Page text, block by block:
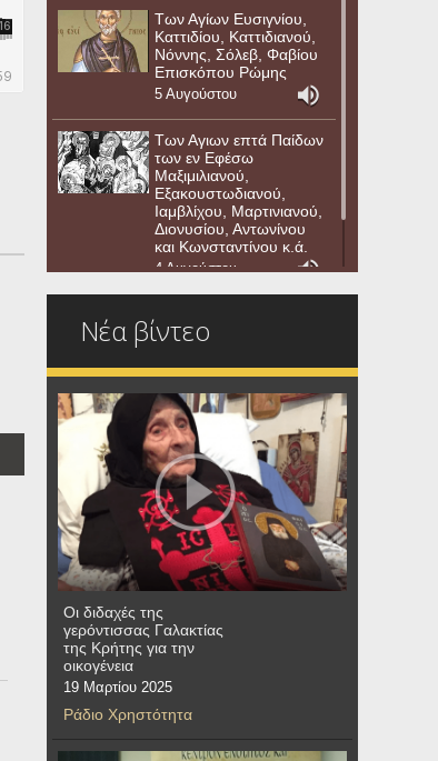
Των Αγίων Ευσιγνίου,
Καττιδίου, Καττιδιανού,
Νόννης, Σόλεβ, Φαβίου
Επισκόπου Ρώμης
5 Αυγούστου
Των Αγιων επτά Παίδων
των εν Εφέσω
Μαξιμιλιανού,
Εξακουστωδιανού,
Ιαμβλίχου, Μαρτινιανού,
Διονυσίου, Αντωνίνου
και Κωνσταντίνου κ.ά.
4 Αυγούστου
Νέα βίντεο
Οι διδαχές της
γερόντισσας Γαλακτίας
της Κρήτης για την
οικογένεια
19 Μαρτίου 2025
Ράδιο Χρηστότητα